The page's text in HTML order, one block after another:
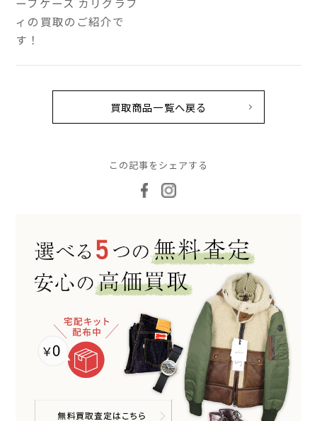
ィの買取のご紹介で
す！
買取商品一覧へ戻る
この記事をシェアする